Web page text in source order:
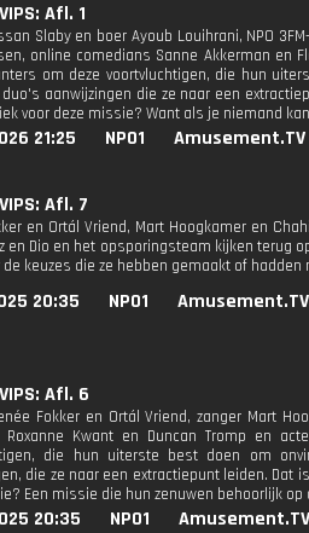
Afl. 1
Slaby en boer Ayoub Louihrani, NPO
online comedians Sanne Akkerman en
om deze voortvluchtigen, die hun
duo's aanwijzingen die ze naar een
voor deze missie? Want als je niemand
21:25 NPO1 Amusement.TV
Afl. 7
en Ortál Vriend, Mart Hoogkamer en
en Dio en het opsporingsteam kijken terug
de keuzes die ze hebben gemaakt of
20:35 NPO1 Amusement.TV
Afl. 6
Fokker en Ortál Vriend, zanger Mart
Roxanne Kwant en Duncan Tromp en
die hun uiterste best doen om
die ze naar een extractiepunt leiden.
Een missie die hun zenuwen behoorlijk
20:35 NPO1 Amusement.TV